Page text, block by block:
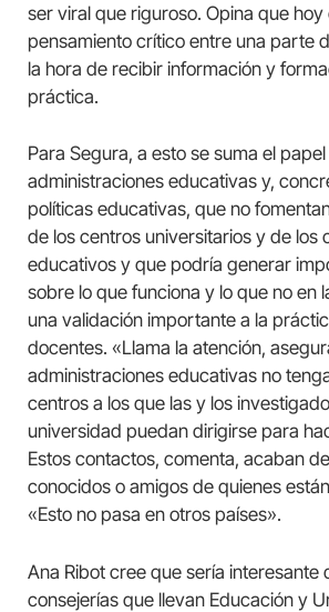
ser viral que riguroso. Opina que hoy
pensamiento crítico entre una parte
la hora de recibir información y
práctica.
Para Segura, a esto se suma el
administraciones educativas y,
políticas educativas, que no
de los centros universitarios y de los
educativos y que podría generar
sobre lo que funciona y lo que no en
una validación importante a la
docentes. «Llama la atención,
administraciones educativas no
centros a los que las y los
universidad puedan dirigirse para
Estos contactos, comenta, acaban
conocidos o amigos de quienes
«Esto no pasa en otros países».
Ana Ribot cree que sería interesante
consejerías que llevan Educación y